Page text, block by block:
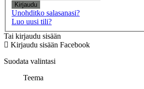
Kirjaudu
Unohditko salasanasi?
Luo uusi tili?
Tai kirjaudu sisään
Kirjaudu sisään Facebook
Suodata valintasi
Teema